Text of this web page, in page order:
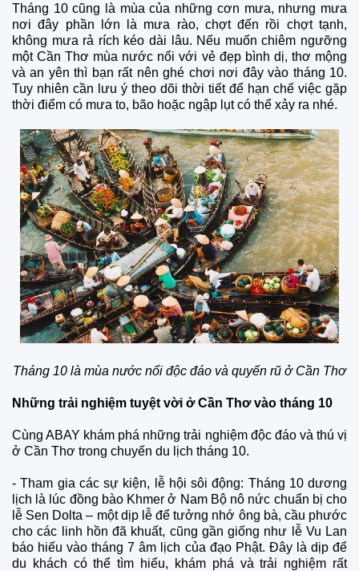
Tháng 10 cũng là mùa của những cơn mưa, nhưng mưa
nơi đây phần lớn là mưa rào, chợt đến rồi chợt tạnh,
không mưa rả rích kéo dài lâu. Nếu muốn chiêm ngưỡng
một Cần Thơ mùa nước nổi với vẻ đẹp bình dị, thơ mộng
và an yên thì bạn rất nên ghé chơi nơi đây vào tháng 10.
Tuy nhiên cần lưu ý theo dõi thời tiết để hạn chế việc gặp
thời điểm có mưa to, bão hoặc ngập lụt có thể xảy ra nhé.
Tháng 10 là mùa nước nổi độc đáo và quyến rũ ở Cần Thơ
Những trải nghiệm tuyệt vời ở Cần Thơ vào tháng 10
Cùng ABAY khám phá những trải nghiệm độc đáo và thú vị
ở Cần Thơ trong chuyến du lịch tháng 10.
- Tham gia các sự kiện, lễ hội sôi động: Tháng 10 dương
lịch là lúc đồng bào Khmer ở Nam Bộ nô nức chuẩn bị cho
lễ Sen Dolta – một dịp lễ để tưởng nhớ ông bà, cầu phước
cho các linh hồn đã khuất, cũng gần giống như lễ Vu Lan
báo hiếu vào tháng 7 âm lịch của đạo Phật. Đây là dịp để
du khách có thể tìm hiểu, khám phá và trải nghiệm rất